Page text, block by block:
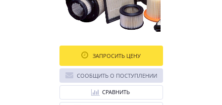
ЗАПРОСИТЬ ЦЕНУ
СООБЩИТЬ О ПОСТУПЛЕНИИ
СРАВНИТЬ